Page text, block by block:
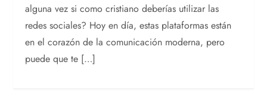
alguna vez si como cristiano deberías utilizar las
redes sociales? Hoy en día, estas plataformas están
en el corazón de la comunicación moderna, pero
puede que te […]